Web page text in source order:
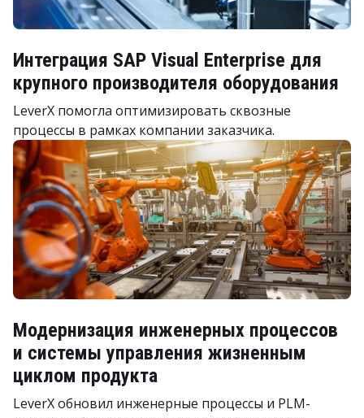
Интеграция SAP Visual Enterprise для
крупного производителя оборудования
LeverX помогла оптимизировать сквозные
процессы в рамках компании заказчика.
Модернизация инженерных процессов
и системы управления жизненным
циклом продукта
LeverX обновил инженерные процессы и PLM-